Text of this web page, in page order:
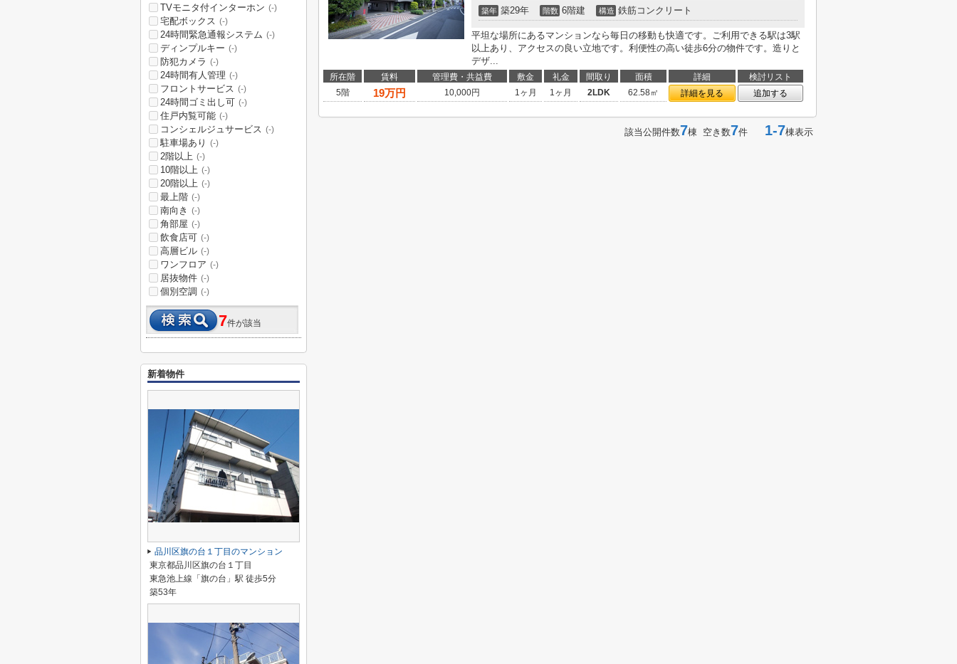
築年 築29年 階数 6階建 構造 鉄筋コンクリート
平坦な場所にあるマンションなら毎日の移動も快適です。ご利用できる駅は3駅
以上あり、アクセスの良い立地です。利便性の高い徒歩6分の物件です。造りと
デザ...
所在階 賃料 管理費・共益費 敷金 礼金 間取り 面積 詳細
検討リスト
5階
19万円 10,000円 1ヶ月 1ヶ月 2LDK 62.58㎡ 詳細を見る 追加する
該当公開件数7棟 空き数7件 1-7棟表示
TVモニタ付インターホン (-)
宅配ボックス (-)
24時間緊急通報システム (-)
ディンプルキー (-)
防犯カメラ (-)
24時間有人管理 (-)
フロントサービス (-)
24時間ゴミ出し可 (-)
住戸内覧可能 (-)
コンシェルジュサービス (-)
駐車場あり (-)
2階以上 (-)
10階以上 (-)
20階以上 (-)
最上階 (-)
南向き (-)
角部屋 (-)
飲食店可 (-)
高層ビル (-)
ワンフロア (-)
居抜物件 (-)
個別空調 (-)
7件が該当
新着物件
品川区旗の台１丁目のマンション
東京都品川区旗の台１丁目
東急池上線「旗の台」駅 徒歩5分
築53年